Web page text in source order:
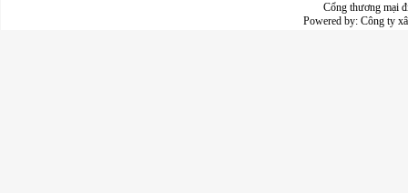
Cổng thương mại
Powered by: Công ty